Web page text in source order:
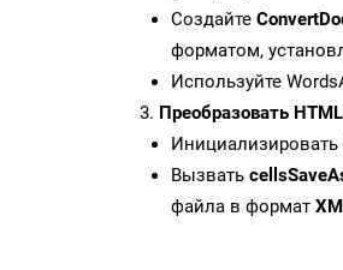
Создайте
форматом,
Используйте
Преобразовать
Инициализировать
Вызвать
файла в формат